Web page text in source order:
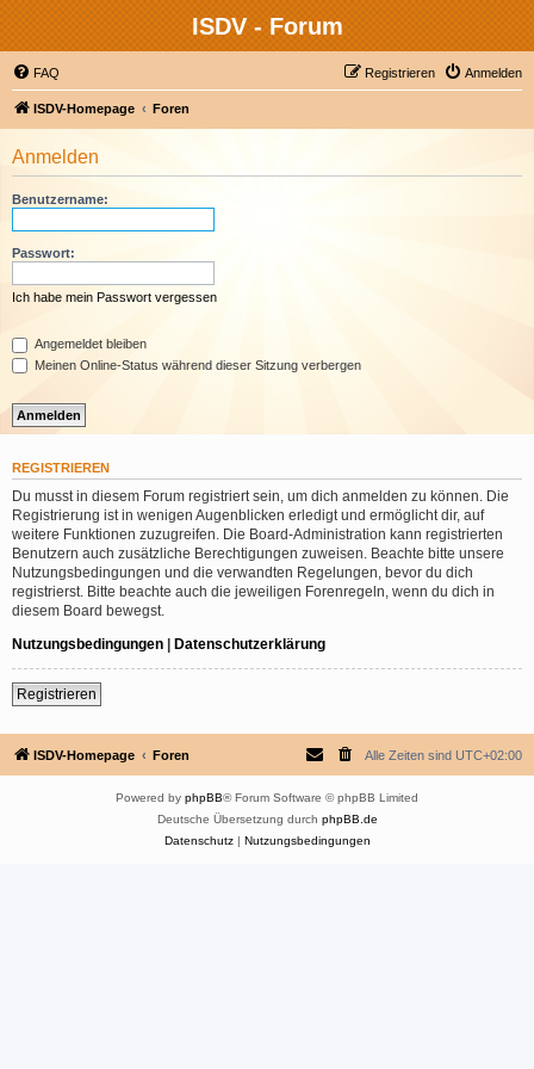
ISDV - Forum
FAQ Anmelden
Registrieren
ISDV-Homepage Foren
Anmelden
Benutzername:
Passwort:
Ich habe mein Passwort vergessen
Angemeldet bleiben
Meinen Online-Status während dieser Sitzung verbergen
REGISTRIEREN
Du musst in diesem Forum registriert sein, um dich anmelden zu können. Die
Registrierung ist in wenigen Augenblicken erledigt und ermöglicht dir, auf
weitere Funktionen zuzugreifen. Die Board-Administration kann registrierten
Benutzern auch zusätzliche Berechtigungen zuweisen. Beachte bitte unsere
Nutzungsbedingungen und die verwandten Regelungen, bevor du dich
registrierst. Bitte beachte auch die jeweiligen Forenregeln, wenn du dich in
diesem Board bewegst.
Nutzungsbedingungen | Datenschutzerklärung
Registrieren
ISDV-Homepage Foren Alle Zeiten sind UTC+02:00
Powered by phpBB® Forum Software © phpBB Limited
Deutsche Übersetzung durch phpBB.de
Datenschutz| Nutzungsbedingungen